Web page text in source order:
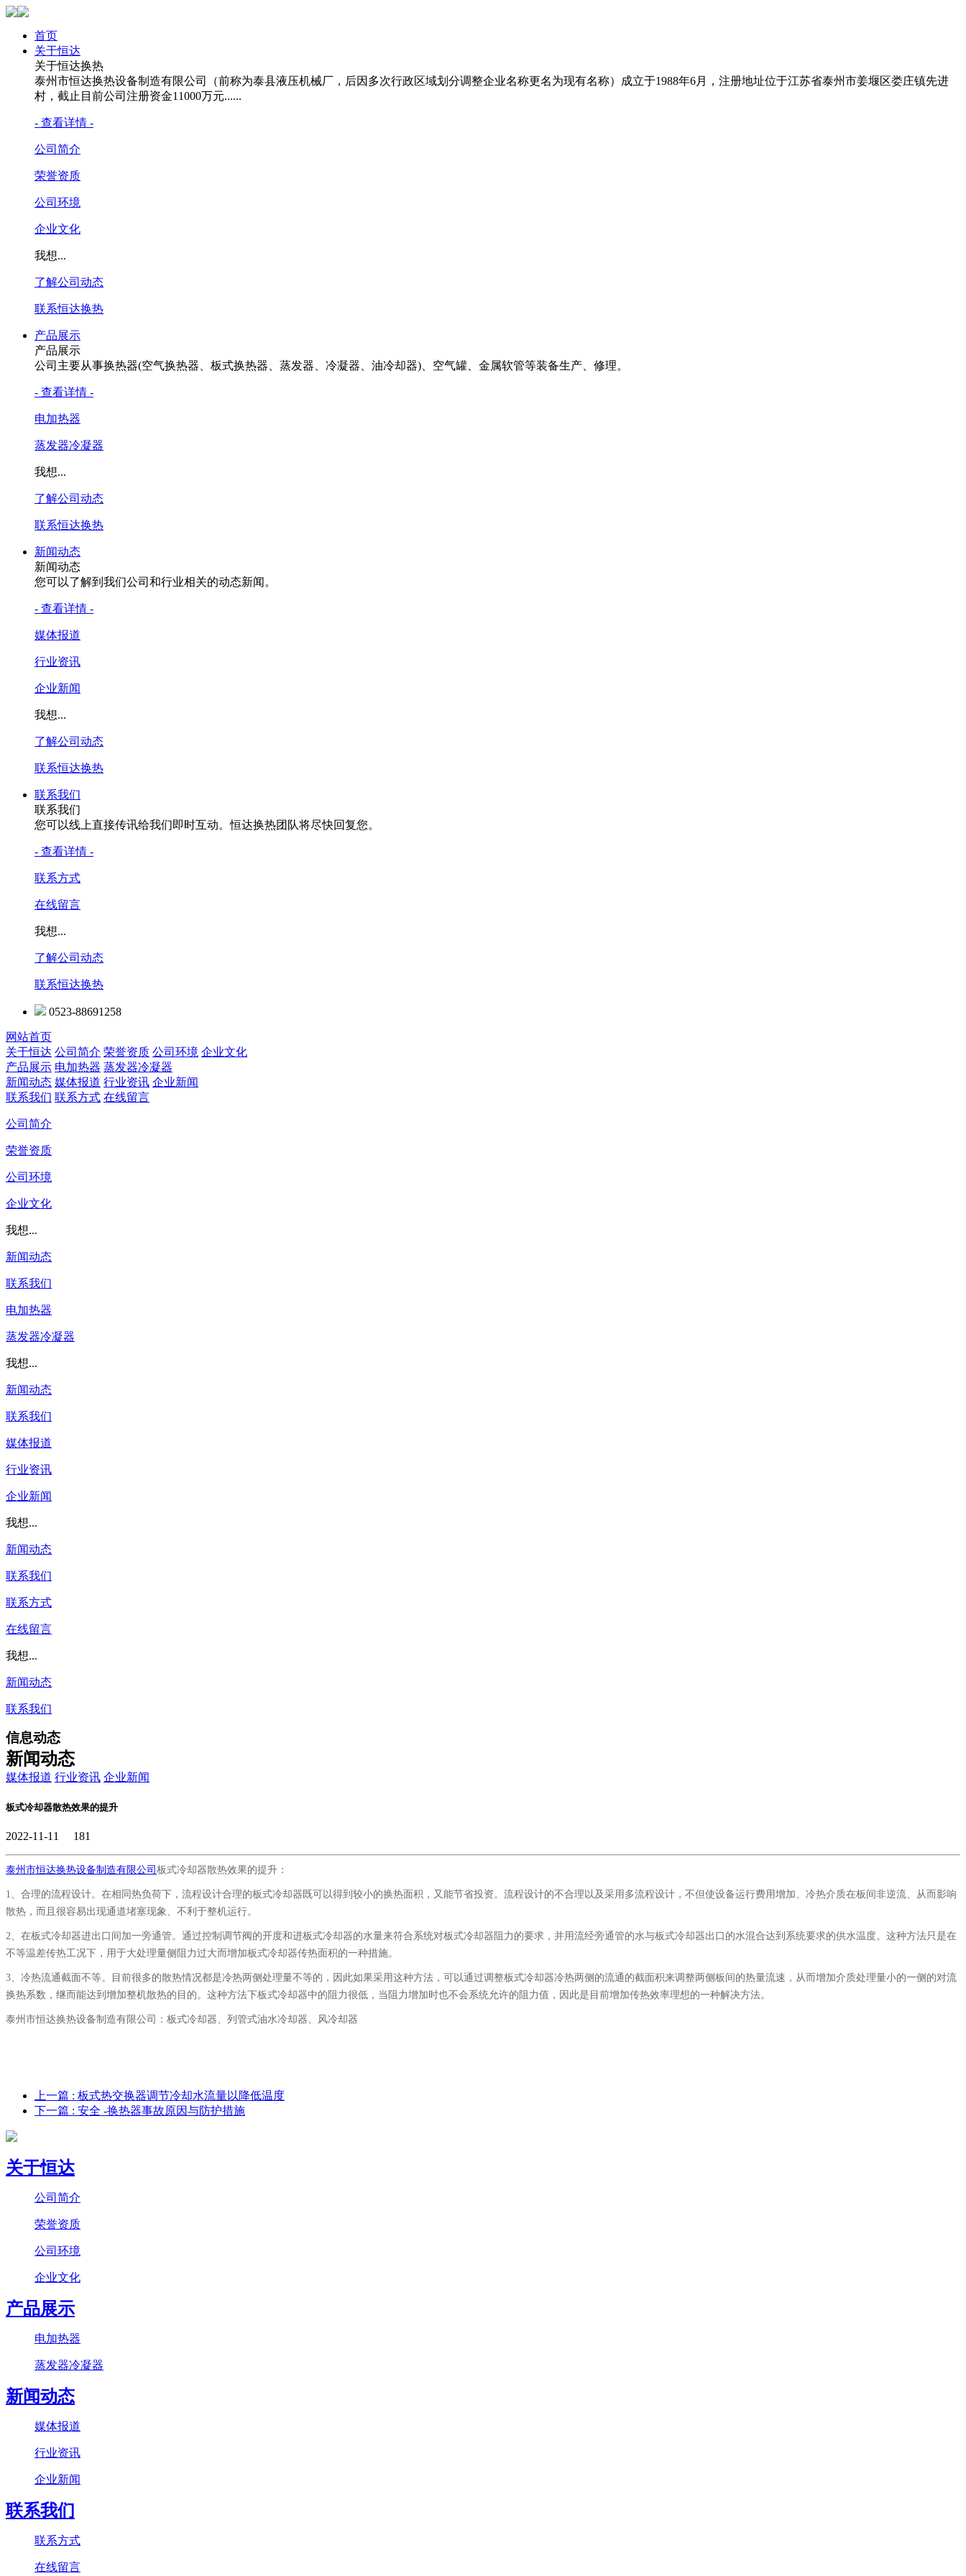
首页
关于恒达
关于恒达换热
泰州市恒达换热设备制造有限公司（前称为泰县液压机械厂，后因多次行政区域划分调整企业名称更名为现有名称）成立于1988年6月，注册地址位于江苏省泰州市姜堰区娄庄镇先进
村，截止目前公司注册资金11000万元......
- 查看详情 -
公司简介
荣誉资质
公司环境
企业文化
我想...
了解公司动态
联系恒达换热
产品展示
产品展示
公司主要从事换热器(空气换热器、板式换热器、蒸发器、冷凝器、油冷却器)、空气罐、金属软管等装备生产、修理。
- 查看详情 -
电加热器
蒸发器冷凝器
我想...
了解公司动态
联系恒达换热
新闻动态
新闻动态
您可以了解到我们公司和行业相关的动态新闻。
- 查看详情 -
媒体报道
行业资讯
企业新闻
我想...
了解公司动态
联系恒达换热
联系我们
联系我们
您可以线上直接传讯给我们即时互动。恒达换热团队将尽快回复您。
- 查看详情 -
联系方式
在线留言
我想...
了解公司动态
联系恒达换热
0523-88691258
网站首页
关于恒达 公司简介 荣誉资质 公司环境 企业文化
产品展示 电加热器 蒸发器冷凝器
新闻动态 媒体报道 行业资讯 企业新闻
联系我们 联系方式 在线留言
公司简介
荣誉资质
公司环境
企业文化
我想...
新闻动态
联系我们
电加热器
蒸发器冷凝器
我想...
新闻动态
联系我们
媒体报道
行业资讯
企业新闻
我想...
新闻动态
联系我们
联系方式
在线留言
我想...
新闻动态
联系我们
信息动态
新闻动态
媒体报道 行业资讯 企业新闻
板式冷却器散热效果的提升
2022-11-11 181
泰州市恒达换热设备制造有限公司 板式冷却器散热效果的提升：
1、合理的流程设计。在相同热负荷下，流程设计合理的板式冷却器既可以得到较小的换热面积，又能节省投资。流程设计的不合理以及采用多流程设计，不但使设备运行费用增加、冷热介质在板间非逆流、从而影响
散热，而且很容易出现通道堵塞现象、不利于整机运行。
2、在板式冷却器进出口间加一旁通管。通过控制调节阀的开度和进板式冷却器的水量来符合系统对板式冷却器阻力的要求，并用流经旁通管的水与板式冷却器出口的水混合达到系统要求的供水温度。这种方法只是在
不等温差传热工况下，用于大处理量侧阻力过大而增加板式冷却器传热面积的一种措施。
3、冷热流通截面不等。目前很多的散热情况都是冷热两侧处理量不等的，因此如果采用这种方法，可以通过调整板式冷却器冷热两侧的流通的截面积来调整两侧板间的热量流速，从而增加介质处理量小的一侧的对流
换热系数，继而能达到增加整机散热的目的。这种方法下板式冷却器中的阻力很低，当阻力增加时也不会系统允许的阻力值，因此是目前增加传热效率理想的一种解决方法。
泰州市恒达换热设备制造有限公司：板式冷却器、列管式油水冷却器、风冷却器
上一篇 : 板式热交换器调节冷却水流量以降低温度
下一篇 : 安全 -换热器事故原因与防护措施
关于恒达
公司简介
荣誉资质
公司环境
企业文化
产品展示
电加热器
蒸发器冷凝器
新闻动态
媒体报道
行业资讯
企业新闻
联系我们
联系方式
在线留言